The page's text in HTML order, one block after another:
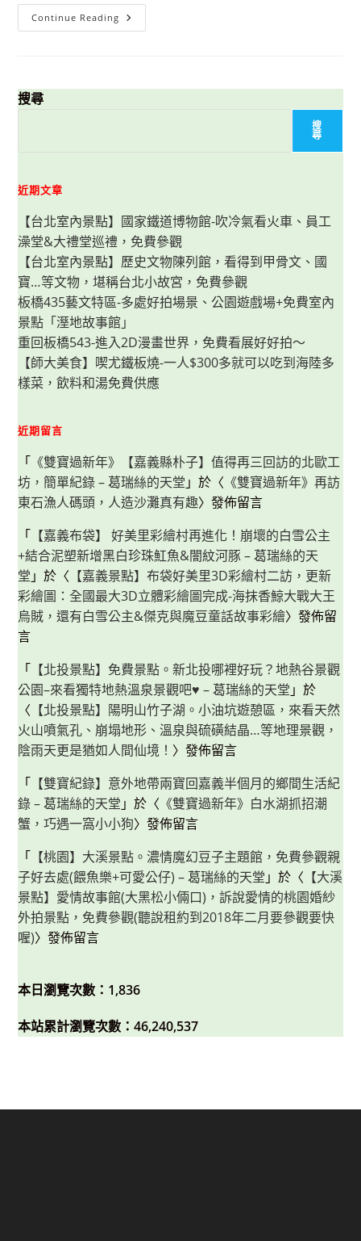
Continue Reading 【新
北
板
龜
入
侵！
爬
高
才
能
進
招
潮
蟹
中
心，
海
龜
溜
搜尋
搜
尋
近期文章
【台北室內景點】國家鐵道博物館-吹冷氣看火車、員工
澡堂&大禮堂巡禮，免費參觀
【台北室內景點】歷史文物陳列館，看得到甲骨文、國
寶…等文物，堪稱台北小故宮，免費參觀
板橋435藝文特區-多處好拍場景、公園遊戲場+免費室內
景點「溼地故事館」
重回板橋543-進入2D漫畫世界，免費看展好好拍～
【師大美食】喫尤鐵板燒-一人$300多就可以吃到海陸多
樣菜，飲料和湯免費供應
近期留言
「 《雙寶過新年》【嘉義縣朴子】值得再三回訪的北歐工
坊，簡單紀錄 – 葛瑞絲的天堂 」於〈 《雙寶過新年》再訪
東石漁人碼頭，人造沙灘真有趣〉發佈留言
「 【嘉義布袋】 好美里彩繪村再進化！崩壞的白雪公主
+結合泥塑新增黑白珍珠魟魚&闇紋河豚 – 葛瑞絲的天
堂 」於〈 【嘉義景點】布袋好美里3D彩繪村二訪，更新
彩繪圖：全國最大3D立體彩繪圖完成-海抹香鯨大戰大王
烏賊，還有白雪公主&傑克與魔豆童話故事彩繪〉發佈留
言
「 【北投景點】免費景點。新北投哪裡好玩？地熱谷景觀
公園–來看獨特地熱溫泉景觀吧♥ – 葛瑞絲的天堂 」於
〈 【北投景點】陽明山竹子湖。小油坑遊憩區，來看天然
火山噴氣孔、崩塌地形、溫泉與硫磺結晶…等地理景觀，
陰雨天更是猶如人間仙境！ 〉發佈留言
「 【雙寶紀錄】意外地帶兩寶回嘉義半個月的鄉間生活紀
錄 – 葛瑞絲的天堂 」於〈 《雙寶過新年》白水湖抓招潮
蟹，巧遇一窩小小狗〉發佈留言
「 【桃園】大溪景點。濃情魔幻豆子主題館，免費參觀親
子好去處(餵魚樂+可愛公仔) – 葛瑞絲的天堂 」於〈 【大溪
景點】愛情故事館(大黑松小倆口)，訴說愛情的桃園婚紗
外拍景點，免費參觀(聽說租約到2018年二月要參觀要快
喔)〉發佈留言
本日瀏覽次數：1,836
本站累計瀏覽次數：46,240,537